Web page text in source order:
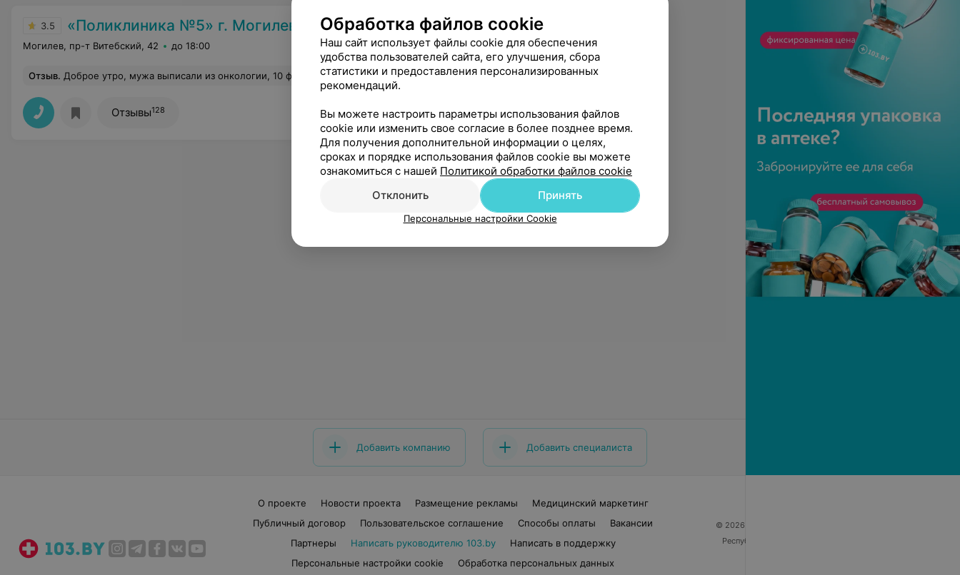
3.5 «Поликлиника №5» г. Могилев
Могилев, пр-т Витебский, 42 до 18:00
Отзыв. Доброе утро, мужа выписали из онкологии, 10 февраля 2 операция, нужно сдать снова биохимический анализ крови (10 дней) и анализы,направление и заключение терапевта. Нам в регистратуре ответили Талонов нет, как вы и что, не знаем. Человек после операции на почке, почти не ходит, боли сильные. Это что за отношение такое к пациенту. Как теперь быть??? Еще
Отзывы128
Добавить компанию Добавить специалиста
О проекте Новости проекта Размещение рекламы
Медицинский маркетинг
Публичный договор
Пользовательское соглашение Способы оплаты
Вакансии
Партнеры
Написать руководителю 103.by
Написать в поддержку
Персональные настройки cookie
Обработка персональных данных
© 2026 ООО «Артокс Лаб», УНП 191700409
Республика Беларусь, г. Минск, улица Толбухина, 2,
Обработка файлов cookie
Наш сайт использует файлы cookie для обеспечения
удобства пользователей сайта, его улучшения, сбора
статистики и предоставления персонализированных
рекомендаций.
Вы можете настроить параметры использования файлов
cookie или изменить свое согласие в более позднее время.
Для получения дополнительной информации о целях,
сроках и порядке использования файлов cookie вы можете
ознакомиться с нашей Политикой обработки файлов cookie
Отклонить
Принять
Персональные настройки Cookie